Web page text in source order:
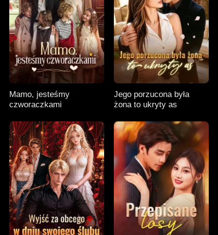
Mamo, jesteśmy
czworaczkami
Jego porzucona była
żona to ukryty as